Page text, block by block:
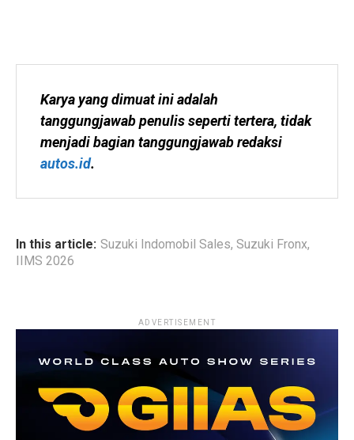
Karya yang dimuat ini adalah
tanggungjawab penulis seperti tertera, tidak
autos.id.
In this article: Suzuki Indomobil Sales, Suzuki Fronx,
IIMS 2026
ADVERTISEMENT